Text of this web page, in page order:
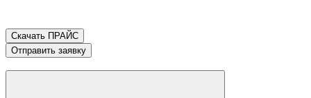
Скачать ПРАЙС
Отправить заявку